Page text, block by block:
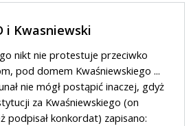
i Kwasniewski
nikt nie protestuje przeciwko
pod domem Kwaśniewskiego ...
nie mógł postąpić inaczej, gdyż
za Kwaśniewskiego (on
podpisał konkordat) zapisano: